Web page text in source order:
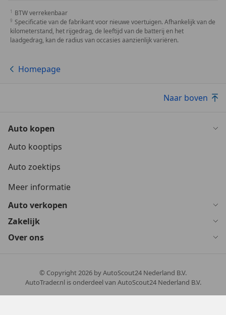
BTW verrekenbaar
Specificatie van de fabrikant voor nieuwe voertuigen. Afhankelijk van de
kilometerstand, het rijgedrag, de leeftijd van de batterij en het
laadgedrag, kan de radius van occasies aanzienlijk variëren.
Homepage
Naar boven
Auto kopen
Auto kooptips
Auto zoektips
Meer informatie
Auto verkopen
Zakelijk
Over ons
© Copyright2026 by AutoScout24 Nederland B.V.
AutoTrader.nl is onderdeel van AutoScout24 Nederland B.V.